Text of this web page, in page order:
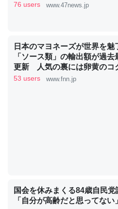
これを元に考えるとカルシウム
─ニュース :: 【研究発表】昆虫学の大
いのか」に関する新仮説
ウチもEchoを実家に置いて４
ちぼちRingも置こうかと画策
位置情報を共有してる。電池残
76 users www.47news.jp
日本のマヨネーズが世界を
「ソース類」の輸出額が過去
更新 人気の裏には卵黄の
メリカでは“日本風”が誕生｜
53 users www.fnn.jp
国会を休みまくる84歳自民党
「自分が高齢だと思ってない」